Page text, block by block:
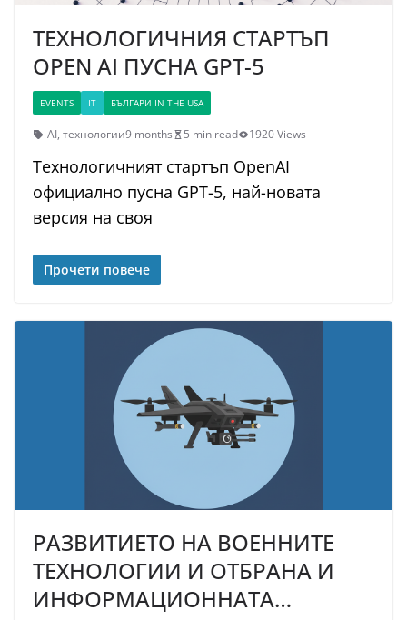
ТЕХНОЛОГИЧНИЯ СТАРТЪП
OPEN AI ПУСНА GPT-5
EVENTS IT БЪЛГАРИ IN THE USA
AI, технологии9 months 5 min read 1920 Views
Технологичният стартъп OpenAI
официално пусна GPT-5, най-новата
версия на своя
Прочети повече
РАЗВИТИЕТО НА ВОЕННИТЕ
ТЕХНОЛОГИИ И ОТБРАНА И
ИНФОРМАЦИОННАТА…